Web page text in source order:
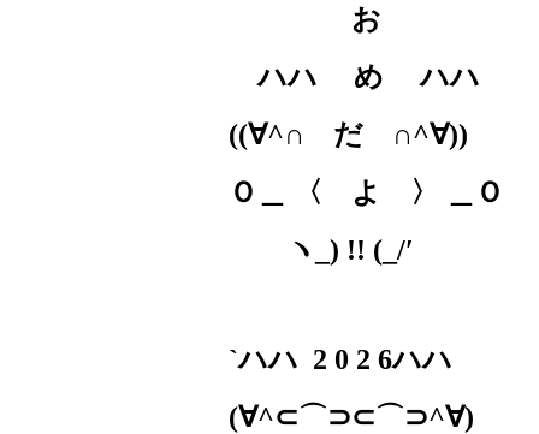
お
ハハ め ハハ
((∀^∩ だ ∩^∀))
Ｏ＿ 〈 よ 〉 ＿Ｏ
ヽ
_) !! (_/′
`ハハ 2 0 2 6ハハ
(∀^⊂⌒⊃⊂⌒⊃^∀)